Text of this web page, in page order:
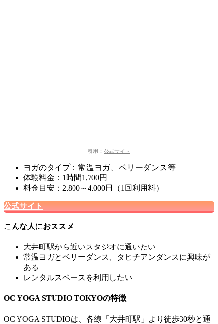
引用： 公式サイト
ヨガのタイプ： 常温ヨ ガ、ベリーダンス等
体験料金：1時間1,700円
料金目安：2,800～4,000円（1回利用料）
公式サイト
こんな人におススメ
大井町駅から近いスタジオに通いたい
常温ヨガとベリーダンス、タヒチアンダンスに興味が
ある
レンタルスペースを利用したい
OC YOGA STUDIO TOKYOの特徴
OC YOGA STUDIOは、各線「大井町駅」より徒歩30秒と通